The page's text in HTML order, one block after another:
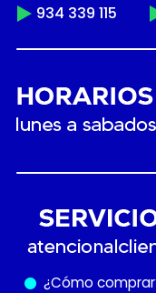
934 339 115
¿Cómo